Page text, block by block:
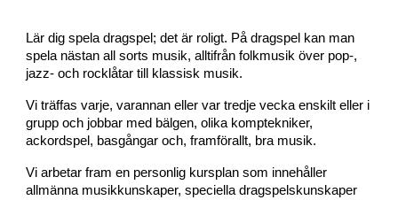
Lär dig spela dragspel; det är roligt. På dragspel kan man
spela nästan all sorts musik, alltifrån folkmusik över pop-,
jazz- och rocklåtar till klassisk musik.
Vi träffas varje, varannan eller var tredje vecka enskilt eller i
grupp och jobbar med bälgen, olika komptekniker,
ackordspel, basgångar och, framförallt, bra musik.
Vi arbetar fram en personlig kursplan som innehåller
allmänna musikkunskaper, speciella dragspelskunskaper